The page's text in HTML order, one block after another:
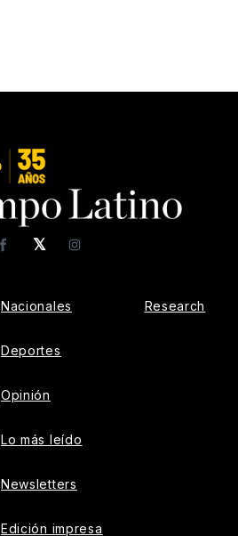
𝕏
FacebookInstagram
Nacionales
Deportes
Opinión
Lo más leído
Newsletters
Edición impresa
Research